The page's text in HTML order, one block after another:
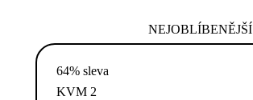
NEJOBLÍBENĚJŠÍ
64% sleva
KVM 2